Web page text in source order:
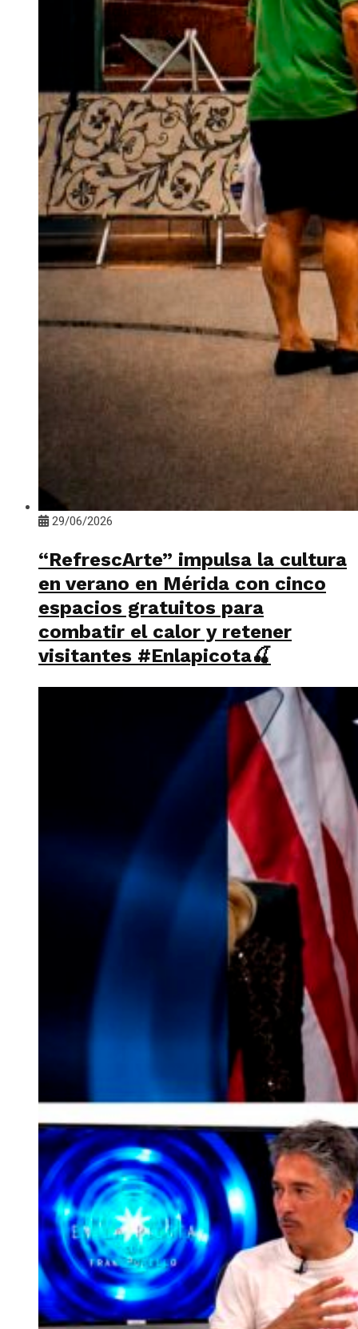
29/06/2026
“RefrescArte” impulsa la cultura
en verano en Mérida con cinco
espacios gratuitos para
combatir el calor y retener
visitantes #Enlapicota🍒